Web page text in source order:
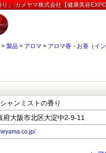
」:カメヤマ株式会社【健康美容
> 製品 > アロマ > アロマ香・お香（イ
ャンミストの香り
大阪市北区大淀中2-9-11